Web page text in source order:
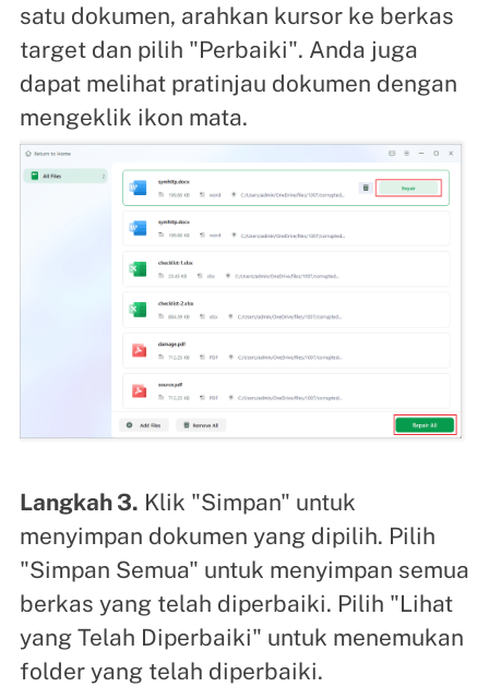
satu dokumen, arahkan kursor ke berkas
target dan pilih "Perbaiki". Anda juga
dapat melihat pratinjau dokumen dengan
mengeklik ikon mata.
Langkah 3. Klik "Simpan" untuk
menyimpan dokumen yang dipilih. Pilih
"Simpan Semua" untuk menyimpan semua
berkas yang telah diperbaiki. Pilih "Lihat
yang Telah Diperbaiki" untuk menemukan
folder yang telah diperbaiki.